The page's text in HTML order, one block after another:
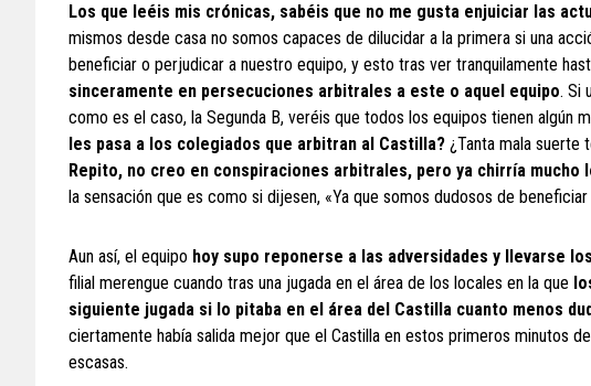
Los que leéis mis crónicas, sabéis que no me gusta enjuiciar las
mismos desde casa no somos capaces de dilucidar a la primera si una
beneficiar o perjudicar a nuestro equipo, y esto tras ver tranquilamente
sinceramente en persecuciones arbitrales a este o aquel equipo. Si
como es el caso, la Segunda B, veréis que todos los equipos tienen algún
les pasa a los colegiados que arbitran al Castilla? ¿Tanta mala suerte
Repito, no creo en conspiraciones arbitrales, pero ya chirría
la sensación que es como si dijesen, «Ya que somos dudosos de
Aun así, el equipo hoy supo reponerse a las adversidades y llevarse
filial merengue cuando tras una jugada en el área de los locales en la que
siguiente jugada si lo pitaba en el área del Castilla cuanto menos
ciertamente había salida mejor que el Castilla en estos primeros minutos
escasas.